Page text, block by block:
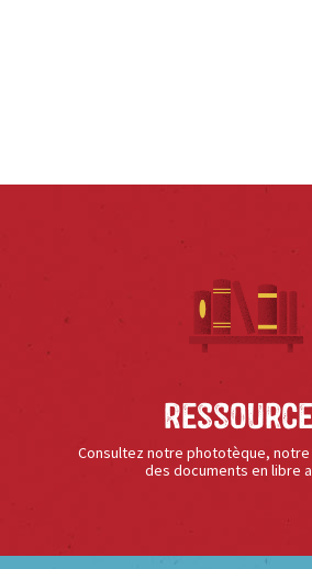
Consultez notre phototèque,
des documents en libre